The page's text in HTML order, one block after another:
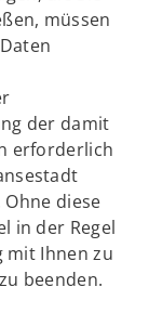
müssen
der damit
erforderlich
diese
in der Regel
mit Ihnen zu
beenden.